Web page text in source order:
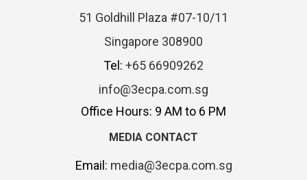
51 Goldhill Plaza #07-10/11
Singapore 308900
Tel: +65 66909262
info@3ecpa.com.sg
Office Hours: 9 AM to 6 PM
MEDIA CONTACT
Email: media@3ecpa.com.sg